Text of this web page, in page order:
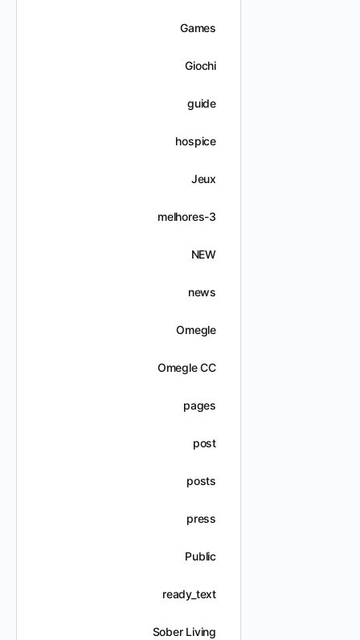
Games
Giochi
guide
hospice
Jeux
melhores-3
NEW
news
Omegle
Omegle CC
pages
post
posts
press
Public
ready_text
Sober Living